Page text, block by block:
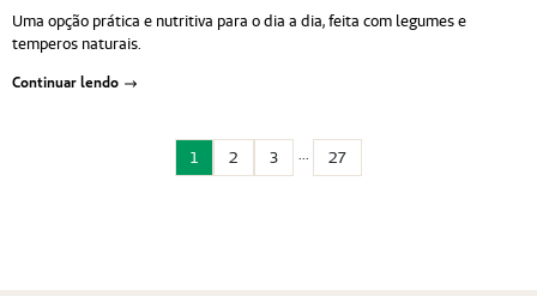
Uma opção prática e nutritiva para o dia a dia, feita com legumes e
temperos naturais.
Continuar lendo
1 2 3 ... 27